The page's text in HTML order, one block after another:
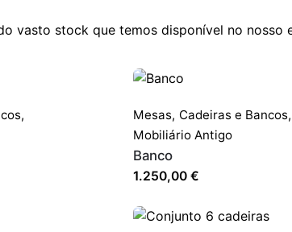
vasto stock que temos disponível no nosso
,
Mesas, Cadeiras e Bancos,
Mobiliário Antigo
Banco
1.250,00 €